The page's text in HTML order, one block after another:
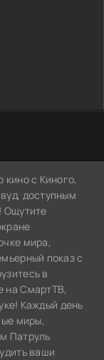
кино с Киного,
доступным
Ощутите
мира,
показ с
в
на СмартТВ,
Каждый день
миры,
Патруль
ваши